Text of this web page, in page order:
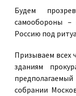
Будем
самообороны
Россию под
Призываем всех
зданиям
собрании